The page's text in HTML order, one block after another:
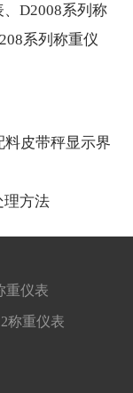
D2008系列称
系列称重仪
皮带秤显示界
理方法
重仪表
称重仪表